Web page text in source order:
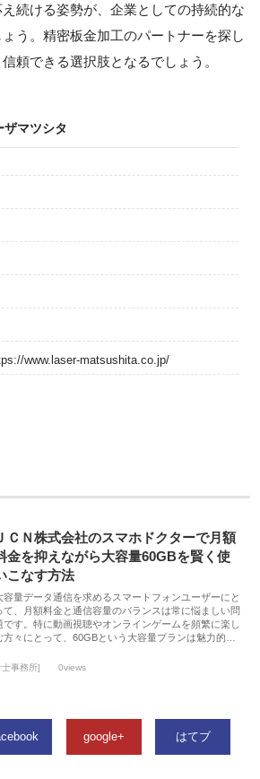
続ける姿勢が、企業としての持続的な
う。精密板金加工のパートナーを探し
頼できる選択肢となるでしょう。
マツシタ
www.laser-matsushita.co.jp/
ＣＮ株式会社のスマホドクターで月額
金を抑えながら大容量60GBを賢く使
こなす方法
容量データ通信を求めるスマートフォンユーザーにと
て、月額料金と通信容量のバランスは常に悩ましい問
です。特に動画視聴やオンラインゲームを頻繁に楽し
方々にとって、60GBという大容量プランは魅力的…
事務所] 0views
google+ はてブ